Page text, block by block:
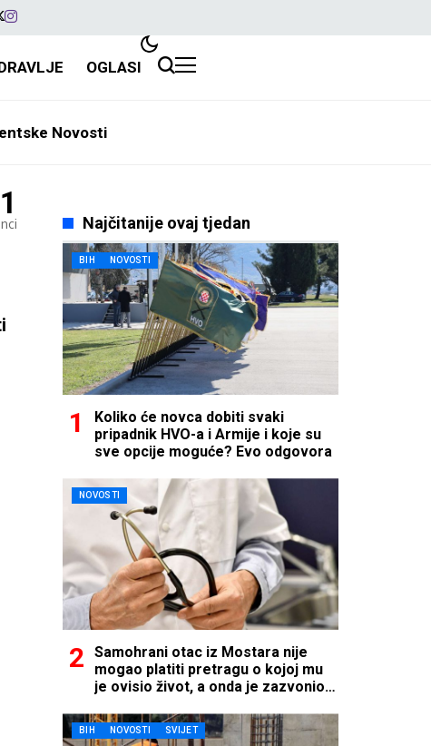
OGLASI
Novosti
1
Najčitanije ovaj tjedan
BIH NOVOSTI
Koliko će novca dobiti svaki
pripadnik HVO-a i Armije i koje su
sve opcije moguće? Evo odgovora
NOVOSTI
Samohrani otac iz Mostara nije
mogao platiti pretragu o kojoj mu
je ovisio život, a onda je zazvonio
BIH NOVOSTI SVIJET